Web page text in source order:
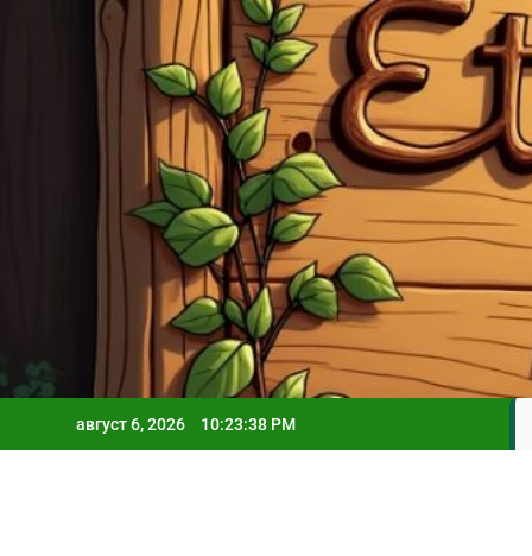
август 6, 2026 10:23:39 PM